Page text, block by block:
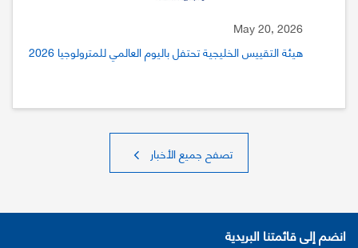
May 20, 2026
هيئة التقييس الخليجية تحتفل باليوم العالمي للمترولوجيا 2026
تصفح جميع الأخبار
انضم إلى قائمتنا البريدية